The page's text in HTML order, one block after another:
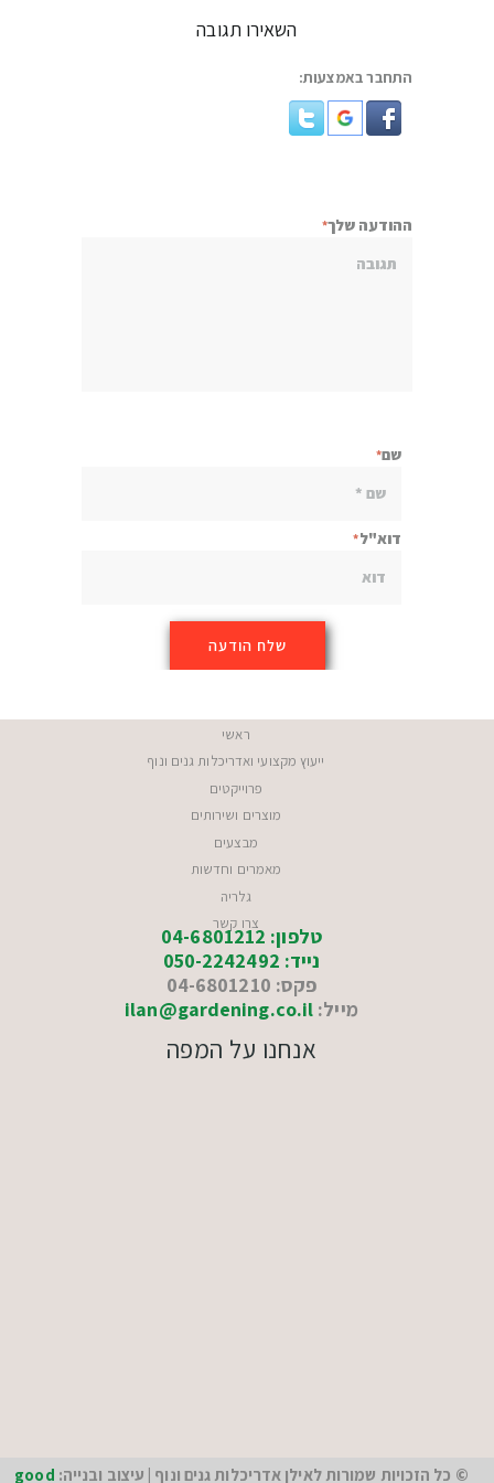
השאירו תגובה
התחבר באמצעות:
ההודעה שלך
שם
דוא"ל
ראשי
ייעוץ מקצועי ואדריכלות גנים ונוף
פרוייקטים
מוצרים ושירותים
מבצעים
מאמרים וחדשות
גלריה
צרו קשר
טלפון: 04-6801212
נייד: 050-2242492
פקס: 04-6801210
מייל: ilan@gardening.co.il
אנחנו על המפה
© כל הזכויות שמורות לאילן אדריכלות גנים ונוף | עיצוב ובנייה: good